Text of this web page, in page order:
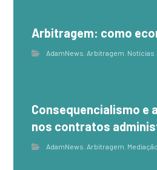
Arbitragem: como
AdamNews, Arbitragem, Notícias
Consequencialismo e
nos contratos
AdamNews, Arbitragem, Mediação